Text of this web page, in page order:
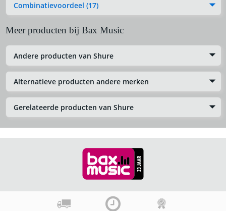
Combinatievoordeel (17)
Meer producten bij Bax Music
Andere producten van Shure
Alternatieve producten andere merken
Gerelateerde producten van Shure